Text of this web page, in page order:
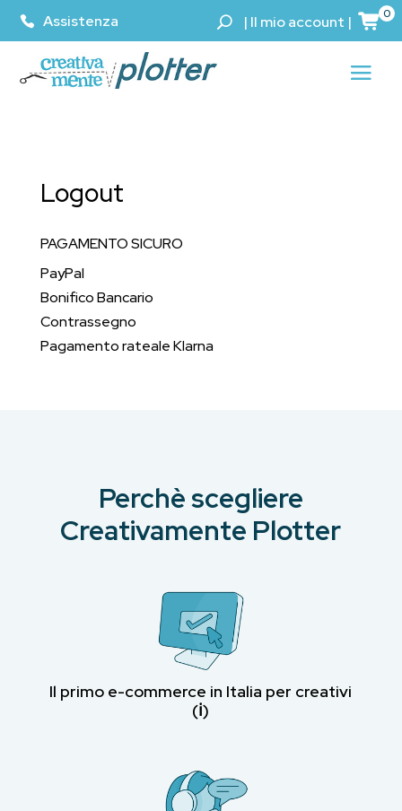
Assistenza | Il mio account | 0
Logout
PAGAMENTO SICURO
PayPal
Bonifico Bancario
Contrassegno
Pagamento rateale Klarna
Perchè scegliere
Creativamente Plotter
Il primo e-commerce in Italia per creativi
(ℹ︎)